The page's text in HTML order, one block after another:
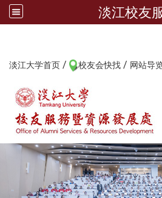
淡江校友
淡江大学首页 / 校友会快找 / 网站导